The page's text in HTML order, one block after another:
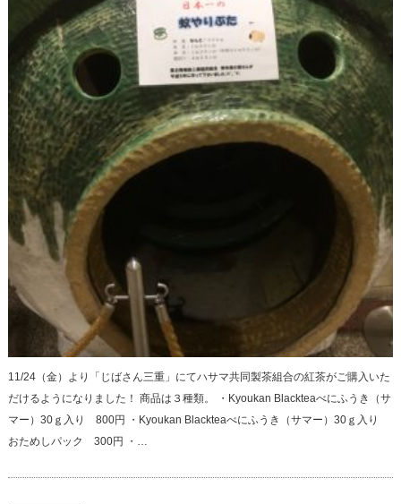
11/24（金）より「じばさん三重」にてハサマ共同製茶組合の紅茶がご購入いた
だけるようになりました！ 商品は３種類。 ・Kyoukan Blackteaべにふうき（サ
マー）30ｇ入り 800円 ・Kyoukan Blackteaべにふうき（サマー）30ｇ入り
おためしパック 300円 ・…